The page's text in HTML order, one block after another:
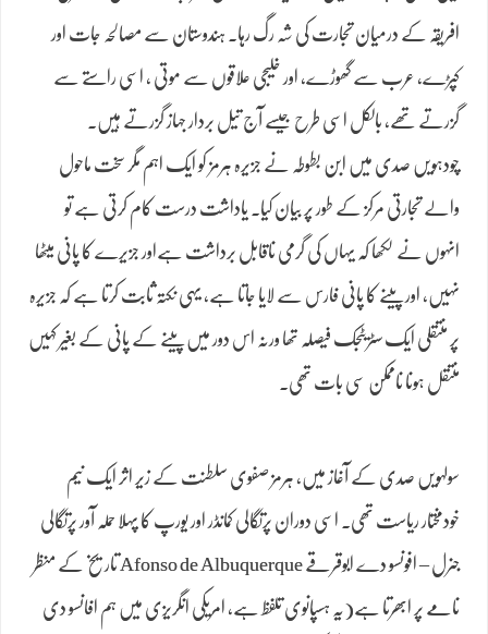
افریقہ کے درمیان تجارت کی شہ رگ رہا۔ ہندوستان سے مصالحہ جات اور
کپڑے، عرب سے گھوڑے، اور خلیجی علاقوں سے موتی ، اسی راستے سے
گزرتے تھے، بالکل اسی طرح جیسے آج تیل بردار جہاز گزرتے ہیں۔
چودہویں صدی میں ابن بطوطہ نے جزیرہ ہرمز کو ایک اہم مگر سخت ماحول
والے تجارتی مرکز کے طور پر بیان کیا۔ یاداشت درست کام کرتی ہے تو
انہوں نے لکھا کہ یہاں کی گرمی ناقابل برداشت ہےاور جزیرے کا پانی میٹھا
نہیں، اور پینے کا پانی فارس سے لایا جاتا ہے، یہی نکتہ ثابت کرتا ہے کہ جزیرہ
پر منتقلی ایک سٹریٹجک فیصلہ تھا ورنہ اس دور میں پینے کے پانی کے بغیر کہیں
منتقل ہونا ناممکن سی بات تھی۔
سولہویں صدی کے آغاز میں، ہرمز صفوی سلطنت کے زیر اثر ایک نیم
خودمختار ریاست تھی۔ اسی دوران پرتگالی کمانڈر اور یورپ کا پہلا حملہ آور پرتگالی
جنرل – افونسو دے ابوقرقے Afonso de Albuquerque تاریخ کے منظر
نامے پر ابھرتا ہے(یہ ہسپانوی تلفظ ہے، امریکی انگریزی میں ہم افانسو دی